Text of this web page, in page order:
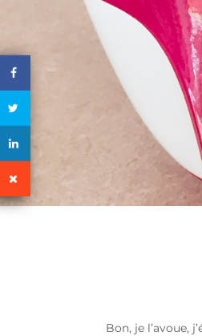
Bon, je l’avoue,